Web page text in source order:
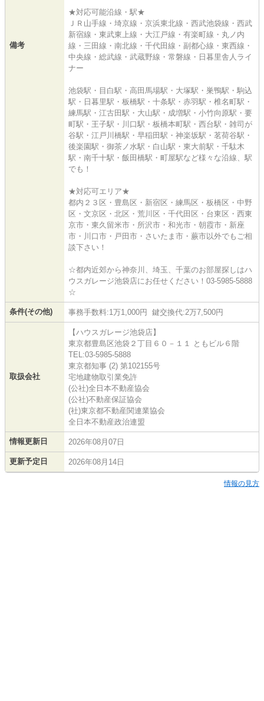
備考
★対応可能沿線・駅★
ＪＲ山手線・埼京線・京浜東北線・西武池袋線・西武
新宿線・東武東上線・大江戸線・有楽町線・丸ノ内
線・三田線・南北線・千代田線・副都心線・東西線・
中央線・総武線・武蔵野線・常磐線・日暮里舎人ライ
ナー
池袋駅・目白駅・高田馬場駅・大塚駅・巣鴨駅・駒込
駅・日暮里駅・板橋駅・十条駅・赤羽駅・椎名町駅・
練馬駅・江古田駅・大山駅・成増駅・小竹向原駅・要
町駅・王子駅・川口駅・板橋本町駅・西台駅・雑司が
谷駅・江戸川橋駅・早稲田駅・神楽坂駅・茗荷谷駅・
後楽園駅・御茶ノ水駅・白山駅・東大前駅・千駄木
駅・南千十駅・飯田橋駅・町屋駅など様々な沿線、駅
でも！
★対応可エリア★
都内２３区・豊島区・新宿区・練馬区・板橋区・中野
区・文京区・北区・荒川区・千代田区・台東区・西東
京市・東久留米市・所沢市・和光市・朝霞市・新座
市・川口市・戸田市・さいたま市・蕨市以外でもご相
談下さい！
☆都内近郊から神奈川、埼玉、千葉のお部屋探しはハ
ウスガレージ池袋店にお任せください！03-5985-5888
☆
条件(その他) 事務手数料:1万1,000円 鍵交換代:2万7,500円
取扱会社
【ハウスガレージ池袋店】
東京都豊島区池袋２丁目６０－１１ ともビル６階
TEL:03-5985-5888
東京都知事 (2) 第102155号
宅地建物取引業免許
(公社)全日本不動産協会
(公社)不動産保証協会
(社)東京都不動産関連業協会
全日本不動産政治連盟
情報更新日 2026年08月07日
更新予定日 2026年08月14日
情報の見方